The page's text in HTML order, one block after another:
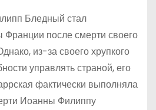
Бледный стал
Франции после смерти своего
из-за своего хрупкого
управлять страной, его
фактически выполняла
Иоанны Филиппу